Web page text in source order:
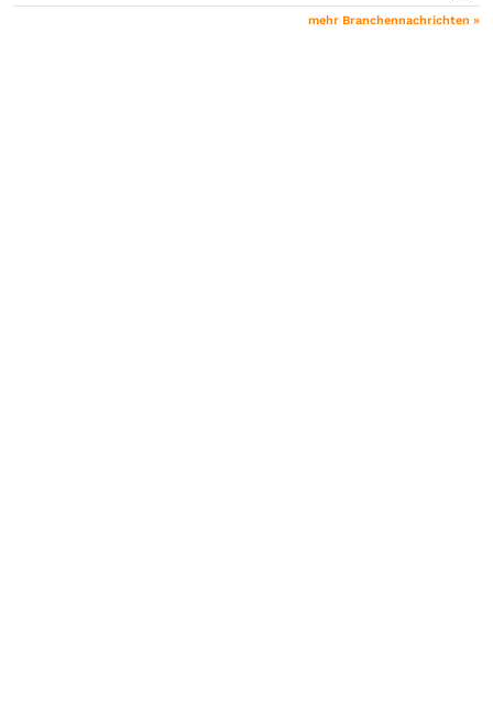
mehr Branchennachrichten »